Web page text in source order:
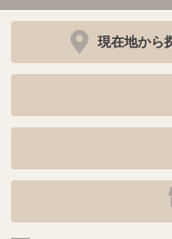
現在地から